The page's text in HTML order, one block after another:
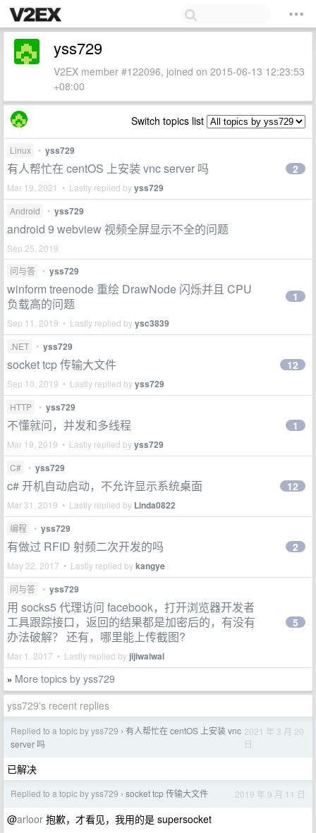
yss729
V2EX member #122096, joined on 2015-06-13 12:23:53
+08:00
Switch topics list
Linux • yss729
有人帮忙在 centOS 上安装 vnc server 吗
Mar 19, 2021 • Lastly replied byyss729
2
Android • yss729
android 9 webview 视频全屏显示不全的问题
Sep 25, 2019
问与答
• yss729
winform treenode 重绘 DrawNode 闪烁并且 CPU
负载高的问题
Sep 11, 2019 • Lastly replied byysc3839
1
.NET • yss729
socket tcp 传输大文件
Sep 10, 2019 • Lastly replied byyss729
12
HTTP • yss729
不懂就问，并发和多线程
Mar 19, 2019 • Lastly replied byyss729
1
C# • yss729
c# 开机自动启动，不允许显示系统桌面
Mar 31, 2019 • Lastly replied by Linda0822
12
编程 • yss729
有做过 RFID 射频二次开发的吗
May 22, 2017 • Lastly replied bykangye
2
问与答 • yss729
用 socks5 代理访问 facebook，打开浏览器开发者
工具跟踪接口，返回的结果都是加密后的，有没有
办法破解？ 还有，哪里能上传截图?
Mar 1, 2017 • Lastly replied by jijiwaiwai
5
» More topics by yss729
yss729's recent replies
Replied to a topic by yss729 › 有人帮忙在 centOS 上安装 vnc
server 吗
2021 年 3 月 20
日
已解决
Replied to a topic by yss729 › socket tcp 传输大文件 2019 年 9 月 11 日
@arloor 抱歉，才看见，我用的是 supersocket